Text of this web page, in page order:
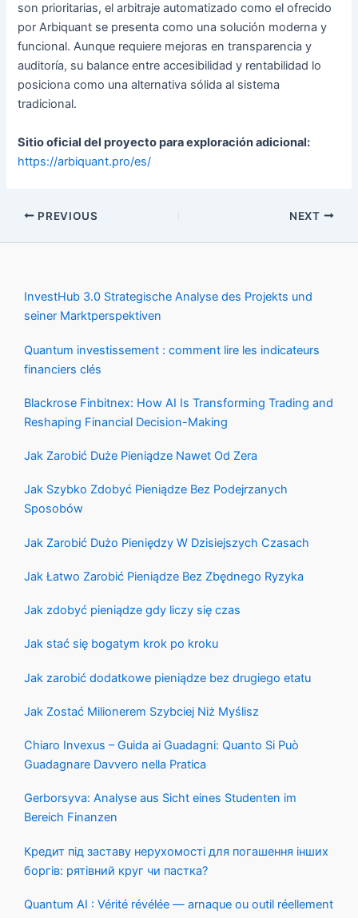
son prioritarias, el arbitraje automatizado como el ofrecido
por Arbiquant se presenta como una solución moderna y
funcional. Aunque requiere mejoras en transparencia y
auditoría, su balance entre accesibilidad y rentabilidad lo
posiciona como una alternativa sólida al sistema
tradicional.
Sitio oficial del proyecto para exploración adicional:
https://arbiquant.pro/es/
PREVIOUS NEXT
InvestHub 3.0 Strategische Analyse des Projekts und
seiner Marktperspektiven
Quantum investissement : comment lire les indicateurs
financiers clés
Blackrose Finbitnex: How AI Is Transforming Trading and
Reshaping Financial Decision-Making
Jak Zarobić Duże Pieniądze Nawet Od Zera
Jak Szybko Zdobyć Pieniądze Bez Podejrzanych
Sposobów
Jak Zarobić Dużo Pieniędzy W Dzisiejszych Czasach
Jak Łatwo Zarobić Pieniądze Bez Zbędnego Ryzyka
Jak zdobyć pieniądze gdy liczy się czas
Jak stać się bogatym krok po kroku
Jak zarobić dodatkowe pieniądze bez drugiego etatu
Jak Zostać Milionerem Szybciej Niż Myślisz
Chiaro Invexus – Guida ai Guadagni: Quanto Si Può
Guadagnare Davvero nella Pratica
Gerborsyva: Analyse aus Sicht eines Studenten im
Bereich Finanzen
Кредит під заставу нерухомості для погашення інших
боргів: рятівний круг чи пастка?
Quantum AI : Vérité révélée — arnaque ou outil réellement